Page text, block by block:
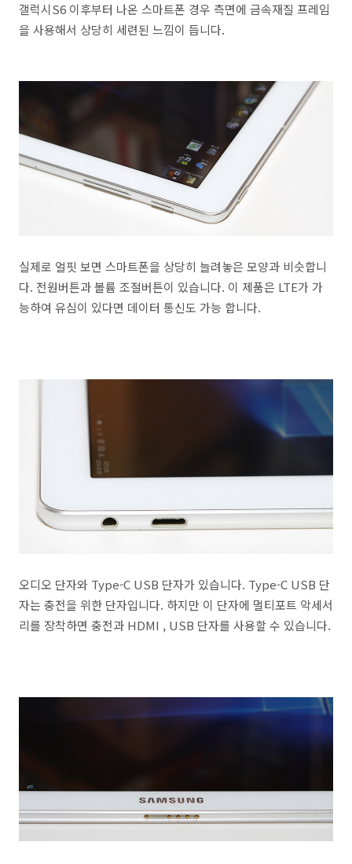
갤럭시S6 이후부터 나온 스마트폰 경우 측면에 금속재질 프레임
을 사용해서 상당히 세련된 느낌이 듭니다.
실제로 얼핏 보면 스마트폰을 상당히 늘려놓은 모양과 비슷합니
다. 전원버튼과 볼륨 조절버튼이 있습니다. 이 제품은 LTE가 가
능하여 유심이 있다면 데이터 통신도 가능 합니다.
오디오 단자와 Type-C USB 단자가 있습니다. Type-C USB 단
자는 충전을 위한 단자입니다. 하지만 이 단자에 멀티포트 악세서
리를 장착하면 충전과 HDMI , USB 단자를 사용할 수 있습니다.